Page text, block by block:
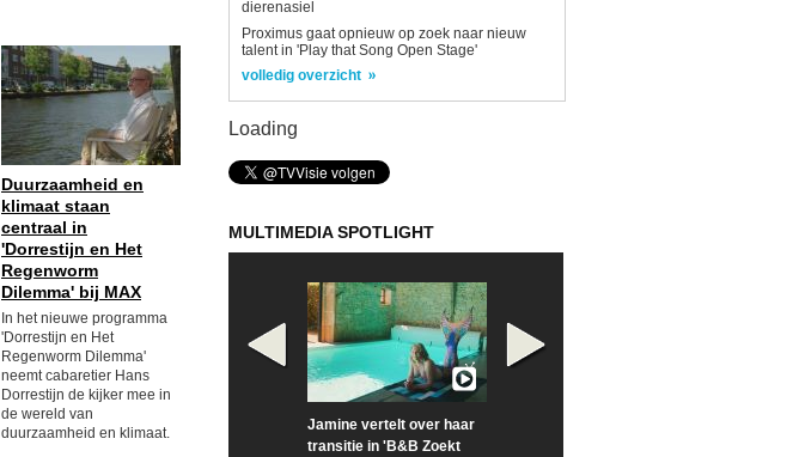
Duurzaamheid en
klimaat staan
centraal in
'Dorrestijn en Het
Regenworm
Dilemma' bij MAX
In het nieuwe programma
'Dorrestijn en Het
Regenworm Dilemma'
neemt cabaretier Hans
Dorrestijn de kijker mee in
de wereld van
duurzaamheid en klimaat.
dierenasiel
Proximus gaat opnieuw op zoek naar nieuw
talent in 'Play that Song Open Stage'
volledig overzicht
Loading
MULTIMEDIA SPOTLIGHT
Jamine vertelt over haar
transitie in 'B&B Zoekt